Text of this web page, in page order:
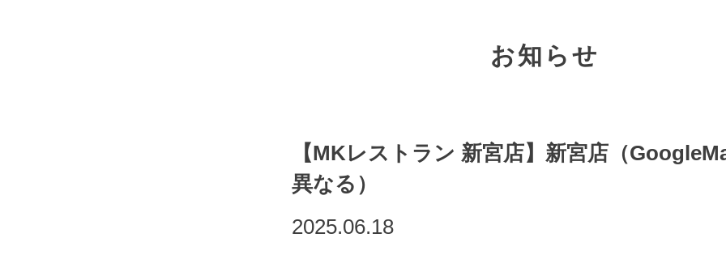
お知らせ
【MKレストラン 新宮店】新宮店（
異なる）
2025.06.18